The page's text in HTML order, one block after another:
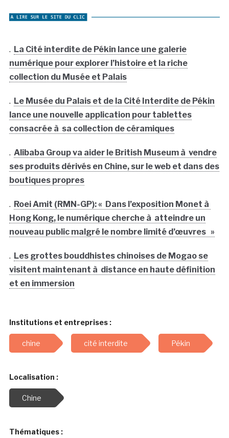
. La Cité interdite de Pékin lance une galerie
numérique pour explorer l’histoire et la riche
collection du Musée et Palais
. Le Musée du Palais et de la Cité Interdite de Pékin
lance une nouvelle application pour tablettes
consacrée à sa collection de céramiques
. Alibaba Group va aider le British Museum à vendre
ses produits dérivés en Chine, sur le web et dans des
boutiques propres
. Roei Amit (RMN-GP): « Dans l’exposition Monet à
Hong Kong, le numérique cherche à atteindre un
nouveau public malgré le nombre limité d’œuvres »
. Les grottes bouddhistes chinoises de Mogao se
visitent maintenant à distance en haute définition
et en immersion
Institutions et entreprises :
chine cité interdite Pékin
Localisation :
Chine
Thématiques :